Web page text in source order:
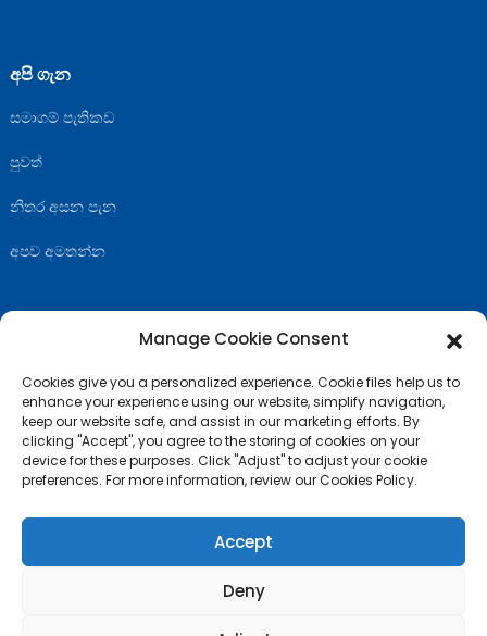
අපි ගැන
සමාගම් පැතිකඩ
පුවත්
නිතර අසන පැන
අපව අමතන්න
Manage Cookie Consent
Cookies give you a personalized experience. Cookie files help us to
enhance your experience using our website, simplify navigation,
keep our website safe, and assist in our marketing efforts. By
clicking "Accept", you agree to the storing of cookies on your
device for these purposes. Click "Adjust" to adjust your cookie
preferences. For more information, review our Cookies Policy.
Accept
Deny